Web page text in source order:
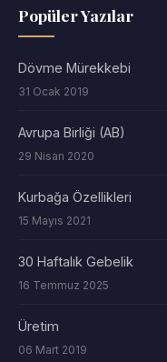
Popüler Yazılar
Dövme Mürekkebi
31 Ocak 2019
Avrupa Birliği (AB)
29 Nisan 2020
Kurbağa Özellikleri
15 Mayıs 2021
30 Haftalık Gebelik
16 Temmuz 2025
Üretim
06 Mart 2019